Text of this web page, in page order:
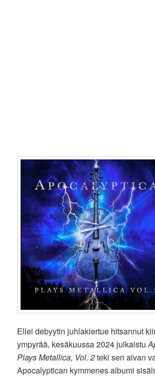
Ellei debyytin juhlakiertue hitsannut
ympyrää, kesäkuussa 2024 julkaistu
Plays Metallica, Vol. 2teki sen aivan
Apocalyptican kymmenes albumi